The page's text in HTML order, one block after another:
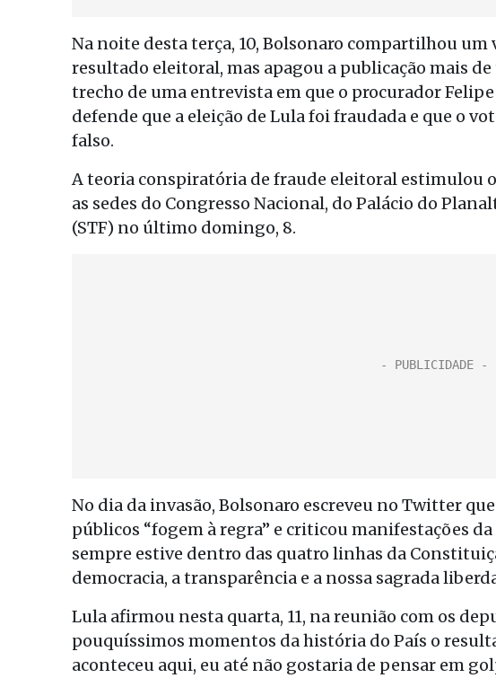
Na noite desta terça, 10, Bolsonaro compartilhou
resultado eleitoral, mas apagou a publicação mais
trecho de uma entrevista em que o procurador
defende que a eleição de Lula foi fraudada e que o
falso.
A teoria conspiratória de fraude eleitoral estimulou
as sedes do Congresso Nacional, do Palácio do
(STF) no último domingo, 8.
No dia da invasão, Bolsonaro escreveu no Twitter
públicos “fogem à regra” e criticou manifestações
sempre estive dentro das quatro linhas da
democracia, a transparência e a nossa sagrada
Lula afirmou nesta quarta, 11, na reunião com os
pouquíssimos momentos da história do País o
aconteceu aqui, eu até não gostaria de pensar em